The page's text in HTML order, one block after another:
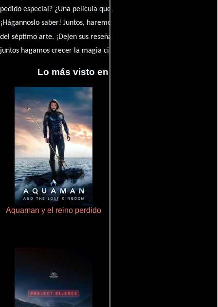
pedido especial? ¿Una película que sueñas con ver reseñada?
¡Hágannoslo saber! Juntos, haremos de esta comunidad el epicentro
del séptimo arte. ¡Dejen sus reseña en la
juntos hagamos crecer la magia cinematográfica!
Lo más visto en Cineyseries.net
Aquaman y el reino perdido